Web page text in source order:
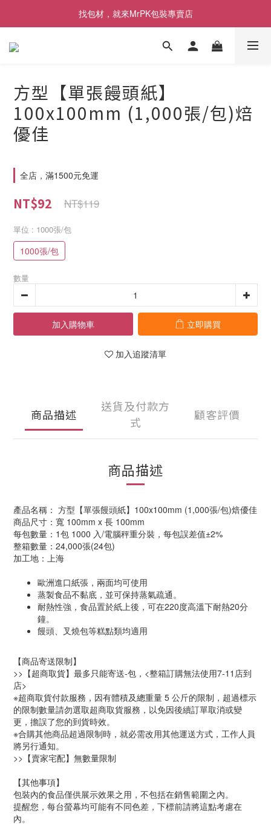
[限時優惠] 即日起登入會員消費滿1000元，回饋1%購物金
找包材，就來MrPK包裝專賣店
[限時優惠] 即日起登入會員消費滿1000元，回饋1%購物金
方型【單張饅頭紙】
100x100mm (1,000張/包)焙
優佳
全店，滿1500元免運
NT$92 NT$119
單位 : 1000張/包
1000張/包
數量
加入購物車 立即購買
加入追蹤清單
商品描述
送貨及付款方
式
顧客評價
商品描述
產品名稱： 方型【單張饅頭紙】100x100mm (1,000張/包)焙優佳
商品尺寸：寬 100mm x 長 100mm
每包數量：1包 1000 入/電腦秤重分裝，每包誤差值±2%
整箱數量：24,000張(24包)
加工地：上海
歐洲進口紙張，兩面均可使用
蒸製食品不黏底，並可保持蒸氣疏通。
耐熱性強，食品置於紙上後，可在220度高溫下耐熱20分
鐘。
饅頭、叉燒包等糕點類均適用
【商品寄送限制】
>>【超商取貨】最多只能寄送-包，<整箱訂購無法使用7-11店到
店>
※超商取貨付款服務，因有體積及總重量 5 公斤的限制，超過標示
的限制數量請勿選取超商取貨服務，以免因後續訂單取消或變
更，擔誤了您的到貨時效。
※合購其他商品超過限制時，就必需改用其他運送方式，工作人員
將另行通知。
>>【賣家宅配】無數量限制
【其他事項】
包裝內的食品僅供展示效果之用，不包括在銷售範圍之內。
提醒您，每台螢幕均可能有不同色差，下標前請將這點考慮在
內。